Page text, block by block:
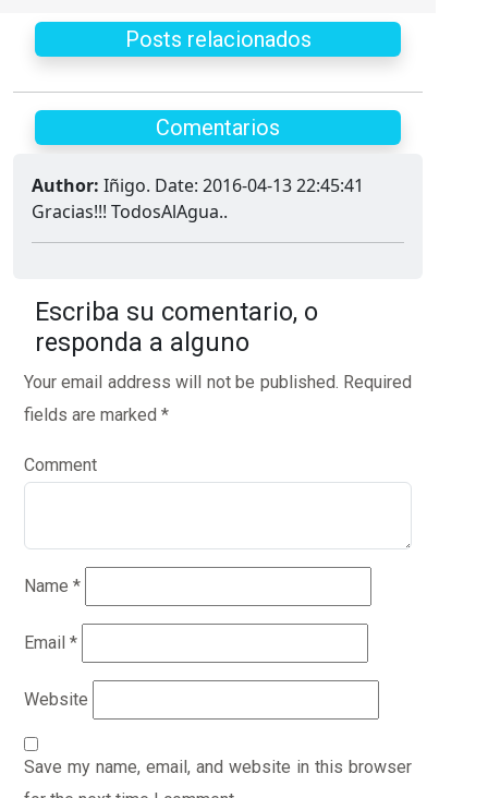
Posts relacionados
Comentarios
Author: Iñigo. Date: 2016-04-13 22:45:41
Gracias!!! TodosAlAgua..
Escriba su comentario, o
responda a alguno
Your email address will not be published. Required
fields are marked *
Comment
Name *
Email *
Website
Save my name, email, and website in this browser